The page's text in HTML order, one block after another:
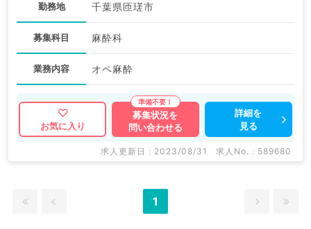
勤務地 千葉県匝瑳市
募集科目 麻酔科
業務内容 オペ麻酔
お気に入り
募集状況を
問い合わせる
詳細を
見る
求人更新日 : 2023/08/31 求人No. : 589680
1